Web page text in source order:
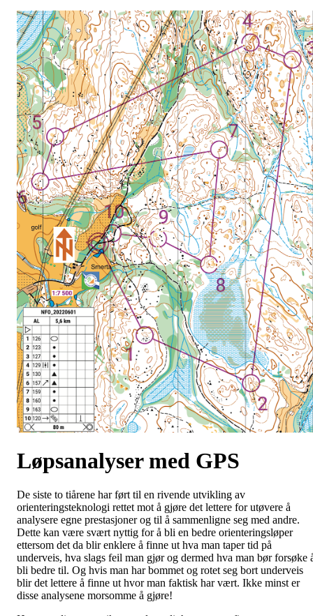
Løpsanalyser med GPS
De siste to tiårene har ført til en rivende utvikling av
orienteringsteknologi rettet mot å gjøre det lettere for utøvere å
analysere egne prestasjoner og til å sammenligne seg med andre.
Dette kan være svært nyttig for å bli en bedre orienteringsløper
ettersom det da blir enklere å finne ut hva man taper tid på
underveis, hva slags feil man gjør og dermed hva man bør forsøke
bli bedre til. Og hvis man har bommet og rotet seg bort underveis
blir det lettere å finne ut hvor man faktisk har vært. Ikke minst er
disse analysene morsomme å gjøre!